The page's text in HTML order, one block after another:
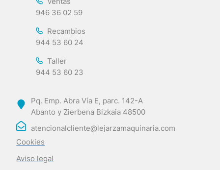
946 36 02 59
Recambios
944 53 60 24
Taller
944 53 60 23
Pq. Emp. Abra Vía E, parc. 142-A
Abanto y Zierbena Bizkaia 48500
atencionalcliente@lejarzamaquinaria.com
Cookies
Aviso legal